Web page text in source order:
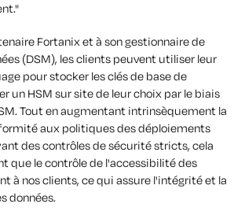
Fortanix et à son gestionnaire de
(DSM), les clients peuvent utiliser leur
pour stocker les clés de base de
un HSM sur site de leur choix par le biais
Tout en augmentant intrinsèquement la
aux politiques des déploiements
des contrôles de sécurité stricts, cela
que le contrôle de l'accessibilité des
à nos clients, ce qui assure l'intégrité et la
données.